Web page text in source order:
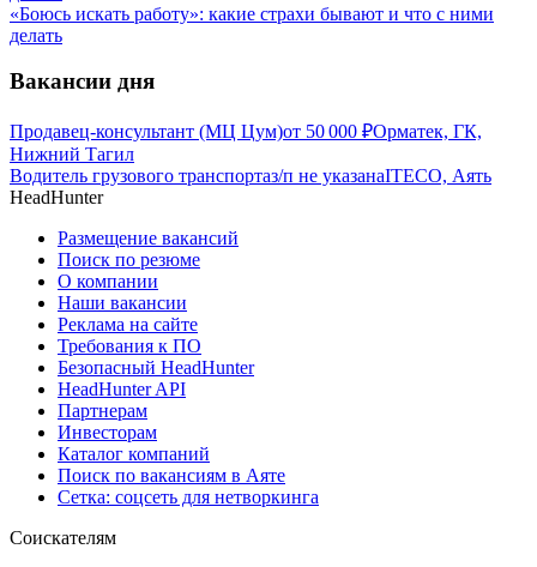
«Боюсь искать работу»: какие страхи бывают и что с ними
делать
Вакансии дня
Продавец-консультант (МЦ Цум)от 50 000 ₽Орматек, ГК,
Нижний Тагил
Водитель грузового транспортаз/п не указанаITECO, Аять
HeadHunter
Размещение вакансий
Поиск по резюме
О компании
Наши вакансии
Реклама на сайте
Требования к ПО
Безопасный HeadHunter
HeadHunter API
Партнерам
Инвесторам
Каталог компаний
Поиск по вакансиям в Аяте
Сетка: соцсеть для нетворкинга
Соискателям